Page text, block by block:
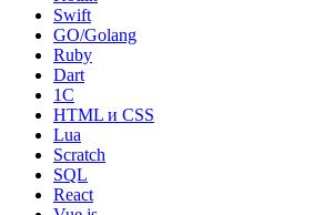
Swift
GO/Golang
Ruby
Dart
1С
HTML и CSS
Lua
Scratch
SQL
React